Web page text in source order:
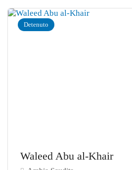
Detenuto
Waleed Abu al-Khair